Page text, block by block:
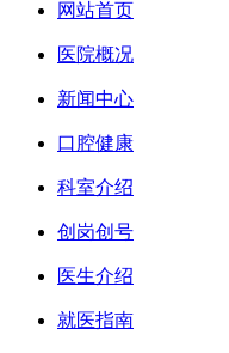
网站首页
医院概况
新闻中心
口腔健康
科室介绍
创岗创号
医生介绍
就医指南